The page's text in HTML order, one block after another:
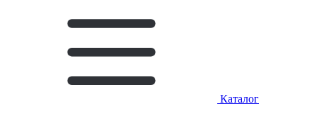
Каталог